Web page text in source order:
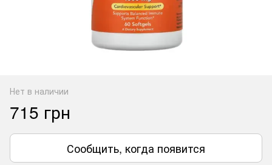
Нет в наличии
715 грн
Сообщить, когда появится